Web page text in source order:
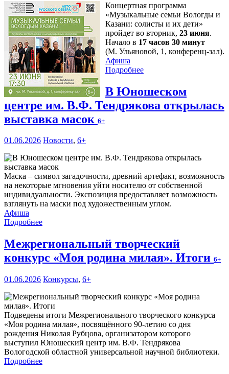
Концертная программа
«Музыкальные семьи Вологды и
Казани: солисты и их дети»
пройдет во вторник, 23 июня.
Начало в 17 часов 30 минут
(М. Ульяновой, 1, конференц-зал).
Афиша
Подробнее
В Юношеском
центре им. В.Ф. Тендрякова открылась
выставка масок 6+
01.06.2026 Новости, 6+
Маска – символ загадочности, древний артефакт, возможность
на некоторые мгновения уйти носителю от собственной
индивидуальности. Экспозиция предоставляет возможность
взглянуть на маски под художественным углом.
Афиша
Подробнее
Межрегиональный творческий
конкурс «Моя родина милая». Итоги 6+
01.06.2026 Конкурсы, 6+
Подведены итоги Межрегионального творческого конкурса
«Моя родина милая», посвящённого 90-летию со дня
рождения Николая Рубцова, организатором которого
выступил Юношеский центр им. В.Ф. Тендрякова
Вологодской областной универсальной научной библиотеки.
Подробнее